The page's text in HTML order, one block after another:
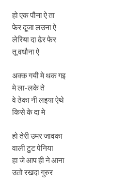
हो एक पौना ऐ ता
फेर दूजा लउना ऐ
लेरिया दा ढेर फेर
तू वधौना ऐ
अक्क गयी मे थक गइ
मे ला-लके ते
वे ठेका नी लइया ऐथे
किसे के दा मे
हो तेरी उमर जावका
वाली टुट पेनिया
हा जे आप ही ने आना
उतो रखदा गुरुर